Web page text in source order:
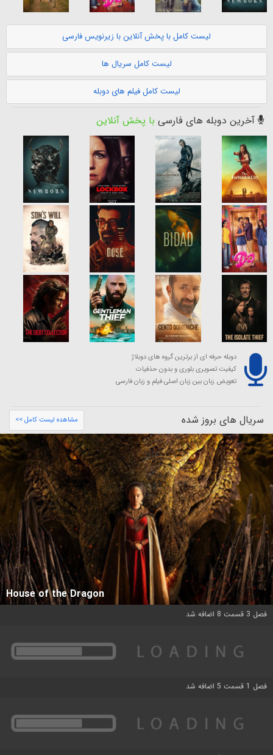
لیست کامل با پخش آنلاین با زیرنویس فارسی
لیست کامل سریال ها
لیست کامل فیلم های دوبله
آخرین دوبله های فارسی با پخش آنلاین
دوبله حرفه ای از برترین گروه های دوبلاژ
کیفیت تصویری بلوری و بدون حذفیات
تعویض زبان بین زبان اصلی فیلم و زبان فارسی
سریال های بروز شده مشاهده لیست کامل >>
House of the Dragon
فصل 3 قسمت 8 اضافه شد
فصل 1 قسمت 5 اضافه شد